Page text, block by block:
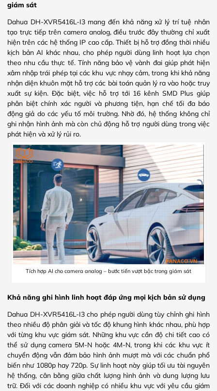
giám sát
Dahua DH-XVR5416L-I3 mang đến khả năng xử lý trí tuệ nhân
tạo trực tiếp trên camera analog, điều trước đây thường chỉ xuất
hiện trên các hệ thống IP cao cấp. Thiết bị hỗ trợ đồng thời nhiều
kịch bản AI khác nhau, cho phép người dùng linh hoạt lựa chọn
theo nhu cầu thực tế. Tính năng bảo vệ vành đai giúp phát hiện
xâm nhập trái phép tại các khu vực nhạy cảm, trong khi khả năng
nhận diện khuôn mặt hỗ trợ các bài toán quản lý ra vào hoặc truy
xuất sự kiện. Đặc biệt, việc hỗ trợ tới 16 kênh SMD Plus giúp
phân biệt chính xác người và phương tiện, hạn chế tối đa báo
động giả do các yếu tố môi trường. Nhờ đó, hệ thống không chỉ
ghi nhận hình ảnh mà còn chủ động hỗ trợ người dùng trong việc
phát hiện và xử lý rủi ro.
Tích hợp AI cho camera analog – bước tiến vượt bậc trong giám sát
Khả năng ghi hình linh hoạt đáp ứng mọi kịch bản sử dụng
Dahua DH-XVR5416L-I3 cho phép người dùng tùy chỉnh ghi hình
theo nhiều độ phân giải và tốc độ khung hình khác nhau, phù hợp
với từng khu vực giám sát. Những khu vực cần độ chi tiết cao có
thể sử dụng camera 5M-N hoặc 4M-N, trong khi các khu vực ít
chuyển động vẫn đảm bảo hình ảnh mượt mà với các chuẩn phổ
biến như 1080p hay 720p. Sự linh hoạt này giúp tối ưu tài nguyên
hệ thống, cân bằng giữa chất lượng hình ảnh và dung lượng lưu
trữ. Đối với các doanh nghiệp có nhiều khu vực với yêu cầu giám